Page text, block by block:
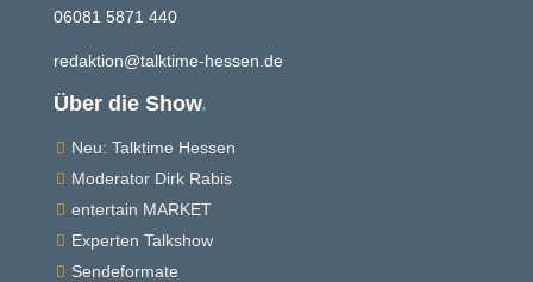
06081 5871 440
redaktion@talktime-hessen.de
Über die Show.
 Neu: Talktime Hessen
 Moderator Dirk Rabis
 entertain MARKET
 Experten Talkshow
 Sendeformate